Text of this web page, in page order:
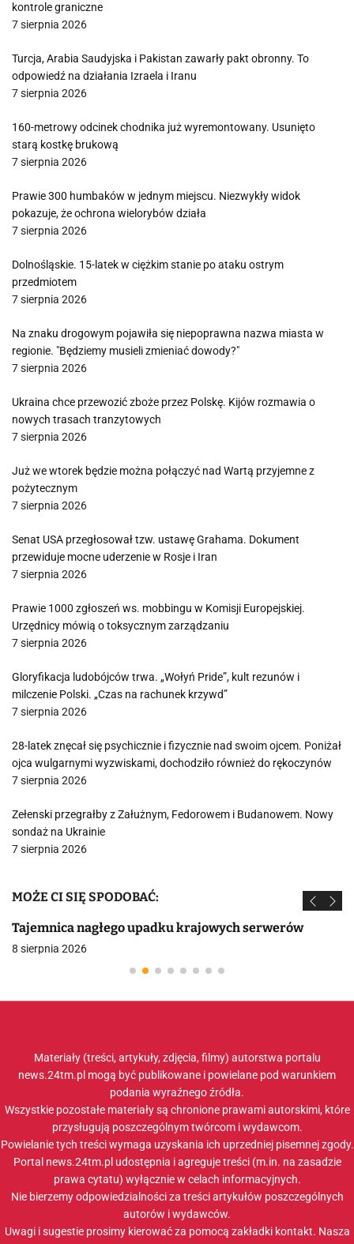
kontrole graniczne
7 sierpnia 2026
Turcja, Arabia Saudyjska i Pakistan zawarły pakt obronny. To
odpowiedź na działania Izraela i Iranu
7 sierpnia 2026
160-metrowy odcinek chodnika już wyremontowany. Usunięto
starą kostkę brukową
7 sierpnia 2026
Prawie 300 humbaków w jednym miejscu. Niezwykły widok
pokazuje, że ochrona wielorybów działa
7 sierpnia 2026
Dolnośląskie. 15-latek w ciężkim stanie po ataku ostrym
przedmiotem
7 sierpnia 2026
Na znaku drogowym pojawiła się niepoprawna nazwa miasta w
regionie. "Będziemy musieli zmieniać dowody?"
7 sierpnia 2026
Ukraina chce przewozić zboże przez Polskę. Kijów rozmawia o
nowych trasach tranzytowych
7 sierpnia 2026
Już we wtorek będzie można połączyć nad Wartą przyjemne z
pożytecznym
7 sierpnia 2026
Senat USA przegłosował tzw. ustawę Grahama. Dokument
przewiduje mocne uderzenie w Rosje i Iran
7 sierpnia 2026
Prawie 1000 zgłoszeń ws. mobbingu w Komisji Europejskiej.
Urzędnicy mówią o toksycznym zarządzaniu
7 sierpnia 2026
Gloryfikacja ludobójców trwa. „Wołyń Pride”, kult rezunów i
milczenie Polski. „Czas na rachunek krzywd”
7 sierpnia 2026
28-latek znęcał się psychicznie i fizycznie nad swoim ojcem. Poniżał
ojca wulgarnymi wyzwiskami, dochodziło również do rękoczynów
7 sierpnia 2026
Zełenski przegrałby z Załużnym, Fedorowem i Budanowem. Nowy
sondaż na Ukrainie
7 sierpnia 2026
MOŻE CI SIĘ SPODOBAĆ:
Tajemnica nagłego upadku krajowych serwerów
8 sierpnia 2026
Materiały (treści, artykuły, zdjęcia, filmy) autorstwa portalu
news.24tm.pl mogą być publikowane i powielane pod warunkiem
podania wyraźnego źródła.
Wszystkie pozostałe materiały są chronione prawami autorskimi, które
przysługują poszczególnym twórcom i wydawcom.
Powielanie tych treści wymaga uzyskania ich uprzedniej pisemnej zgody.
Portal news.24tm.pl udostępnia i agreguje treści (m.in. na zasadzie
prawa cytatu) wyłącznie w celach informacyjnych.
Nie bierzemy odpowiedzialności za treści artykułów poszczególnych
autorów i wydawców.
Uwagi i sugestie prosimy kierować za pomocą zakładki kontakt. Nasza